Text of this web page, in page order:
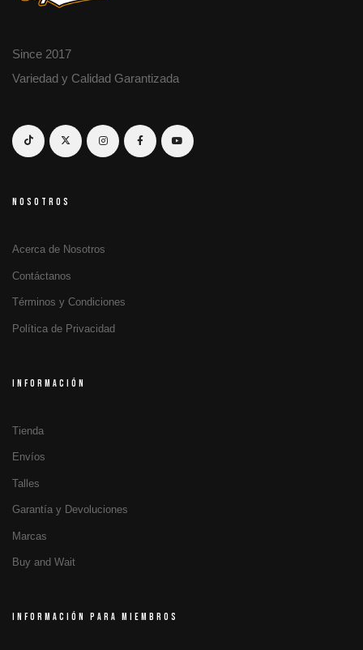
Since 2017
Variedad y Calidad Garantizada
NOSOTROS
Acerca de Nosotros
Contáctanos
Términos y Condiciones
Política de Privacidad
INFORMACIÓN
Tienda
Envíos
Talles
Garantía y Devoluciones
Marcas
Buy and Wait
INFORMACIÓN PARA MIEMBROS